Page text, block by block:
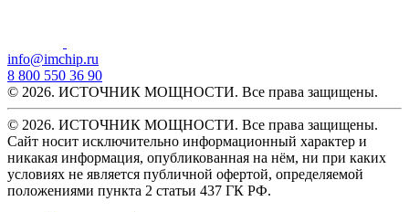
info@imchip.ru
8 800 550 36 90
© 2026. ИСТОЧНИК МОЩНОСТИ. Все права защищены.
© 2026. ИСТОЧНИК МОЩНОСТИ. Все права защищены.
Сайт носит исключительно информационный характер и
никакая информация, опубликованная на нём, ни при каких
условиях не является публичной офертой, определяемой
положениями пункта 2 статьи 437 ГК РФ.